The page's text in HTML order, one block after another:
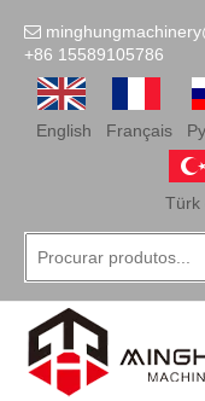

+86 15589105786
English Français
Türk